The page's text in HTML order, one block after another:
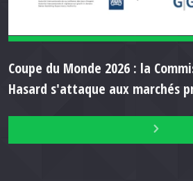
Coupe du Monde 2026 : la
Hasard s'attaque aux marchés